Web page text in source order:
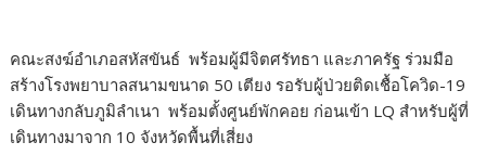
คณะสงฆ์อำเภอสหัสขันธ์ พร้อมผู้มีจิตศรัทธา และภาครัฐ ร่วมมือ
สร้างโรงพยาบาลสนามขนาด 50 เตียง รอรับผู้ป่วยติดเชื้อโควิด-19
เดินทางกลับภูมิลำเนา พร้อมตั้งศูนย์พักคอย ก่อนเข้า LQ สำหรับผู้ที่
เดินทางมาจาก 10 จังหวัดพื้นที่เสี่ยง